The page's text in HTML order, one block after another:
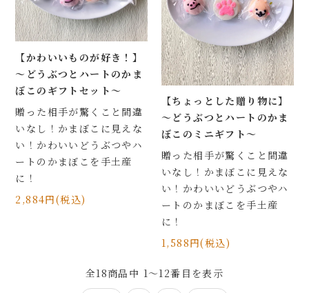
【かわいいものが好き！】
～どうぶつとハートのかま
ぼこのギフトセット～
贈った相手が驚くこと間違
いなし！かまぼこに見えな
い！かわいいどうぶつやハ
ートのかまぼこを手土産
に！
2,884円(税込)
【ちょっとした贈り物に】
～どうぶつとハートのかま
ぼこのミニギフト～
贈った相手が驚くこと間違
いなし！かまぼこに見えな
い！かわいいどうぶつやハ
ートのかまぼこを手土産
に！
1,588円(税込)
全18商品中 1～12番目を表示